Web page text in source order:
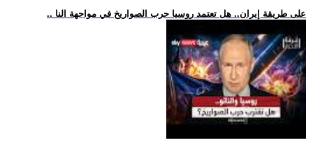
.. على طريقة إيران.. هل تعتمد روسيا حرب الصواريخ في مواجهة النا